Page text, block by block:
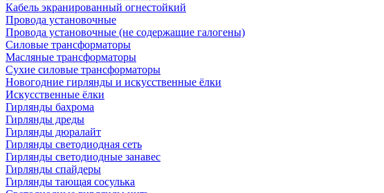
Кабель экранированный огнестойкий
Провода установочные
Провода установочные (не содержащие галогены)
Силовые трансформаторы
Масляные трансформаторы
Сухие силовые трансформаторы
Новогодние гирлянды и искусственные ёлки
Искусственные ёлки
Гирлянды бахрома
Гирлянды дреды
Гирлянды дюралайт
Гирлянды светодиодная сеть
Гирлянды светодиодные занавес
Гирлянды спайдеры
Гирлянды тающая сосулька